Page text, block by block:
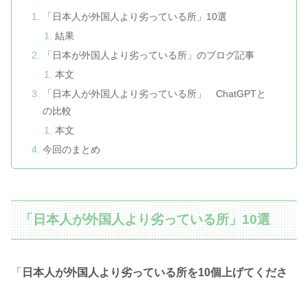
「日本人が外国人より劣っている所」10選
結果
「日本が外国人より劣っている所」のブログ記事
本文
「日本人が外国人より劣っている所」 ChatGPTと
の比較
本文
今回のまとめ
「日本人が外国人より劣っている所」10選
「 日本人が外国人より劣っている所を10個上げてくださ